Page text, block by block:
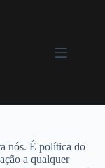
nós. É política do
a qualquer